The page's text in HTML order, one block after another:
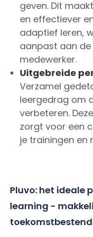
geven. Dit
en effectiever
adaptief leren,
aanpast aan
medewerker.
Uitgebreide
Verzamel
leergedrag om
verbeteren.
zorgt voor een
je trainingen en
Pluvo: het ideale
learning -